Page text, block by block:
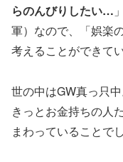
らのんびりしたい…
軍）なので、「娯楽
考えることができて
世の中はGW真っ只中
きっとお金持ちの人
まわっていることでし